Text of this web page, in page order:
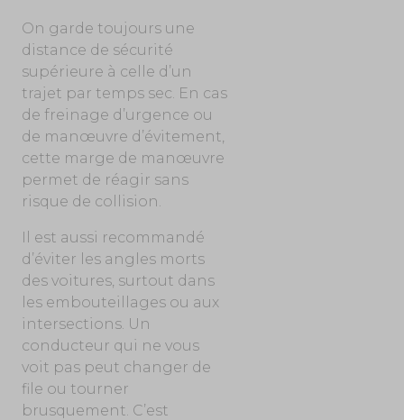
On garde toujours une
distance de sécurité
supérieure à celle d’un
trajet par temps sec. En cas
de freinage d’urgence ou
de manœuvre d’évitement,
cette marge de manœuvre
permet de réagir sans
risque de collision.
Il est aussi recommandé
d’éviter les angles morts
des voitures, surtout dans
les embouteillages ou aux
intersections. Un
conducteur qui ne vous
voit pas peut changer de
file ou tourner
brusquement. C’est